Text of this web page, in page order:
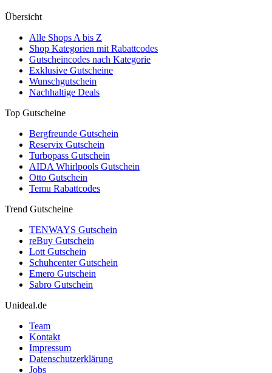
Übersicht
Alle Shops A bis Z
Shop Kategorien mit Rabattcodes
Gutscheincodes nach Kategorie
Exklusive Gutscheine
Wunschgutschein
Nachhaltige Deals
Top Gutscheine
Bergfreunde Gutschein
Reservix Gutschein
Turbopass Gutschein
AIDA Whirlpools Gutschein
Otto Gutschein
Temu Rabattcodes
Trend Gutscheine
TENWAYS Gutschein
reBuy Gutschein
Lott Gutschein
Schuhcenter Gutschein
Emero Gutschein
Sabro Gutschein
Unideal.de
Team
Kontakt
Impressum
Datenschutzerklärung
Jobs